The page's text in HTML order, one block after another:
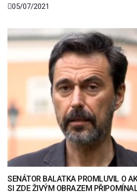
05/07/2021
SENÁTOR BALATKA PROMLUVIL O
SI ZDE ŽIVÝM OBRAZEM